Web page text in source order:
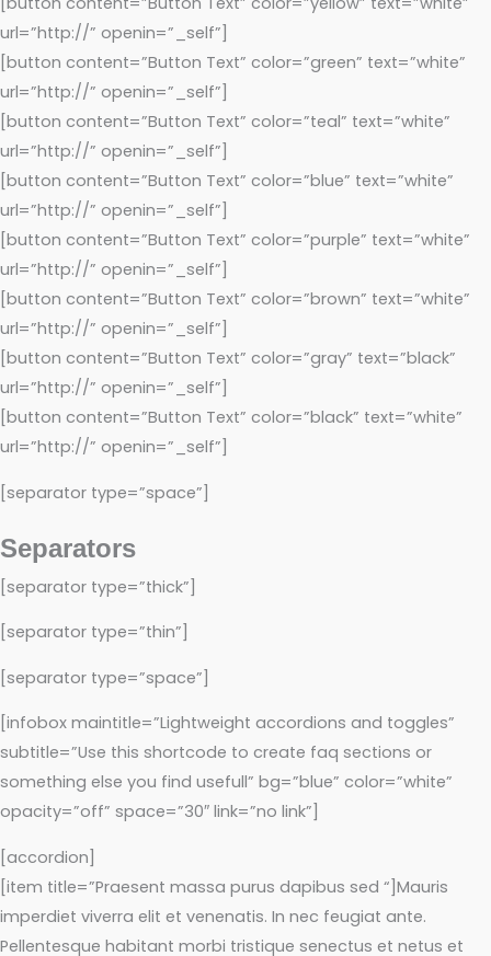
url=”http://” openin=”_self”]
[button content=”Button Text” color=”green” text=”white”
url=”http://” openin=”_self”]
[button content=”Button Text” color=”teal” text=”white”
url=”http://” openin=”_self”]
[button content=”Button Text” color=”blue” text=”white”
url=”http://” openin=”_self”]
[button content=”Button Text” color=”purple” text=”white”
url=”http://” openin=”_self”]
[button content=”Button Text” color=”brown” text=”white”
url=”http://” openin=”_self”]
[button content=”Button Text” color=”gray” text=”black”
url=”http://” openin=”_self”]
[button content=”Button Text” color=”black” text=”white”
url=”http://” openin=”_self”]
[separator type=”space”]
Separators
[separator type=”thick”]
[separator type=”thin”]
[separator type=”space”]
[infobox maintitle=”Lightweight accordions and toggles”
subtitle=”Use this shortcode to create faq sections or
something else you find usefull” bg=”blue” color=”white”
opacity=”off” space=”30″ link=”no link”]
[accordion]
[item title=”Praesent massa purus dapibus sed “]Mauris
imperdiet viverra elit et venenatis. In nec feugiat ante.
Pellentesque habitant morbi tristique senectus et netus et